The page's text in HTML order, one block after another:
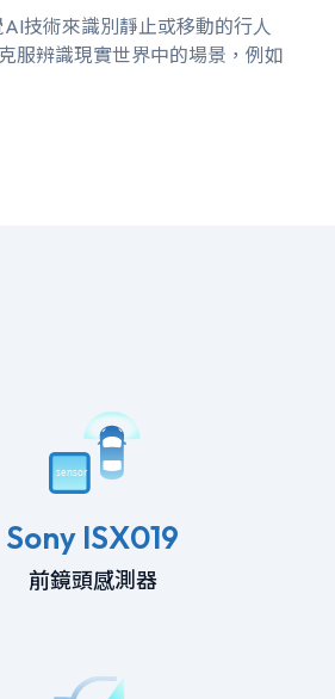
技術來識別靜止或移動的行人
服辨識現實世界中的場景，例如
Sony ISX019
前鏡頭感測器